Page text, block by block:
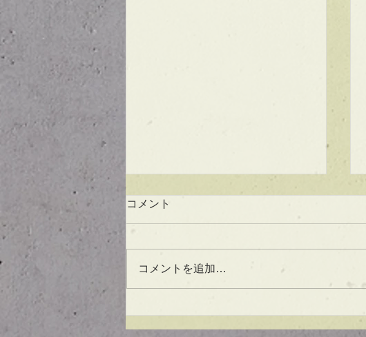
バスオイル★
コメント
コメントを追加…